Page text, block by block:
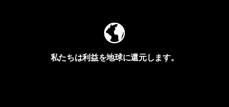
私たちは利益を地球に還元します。